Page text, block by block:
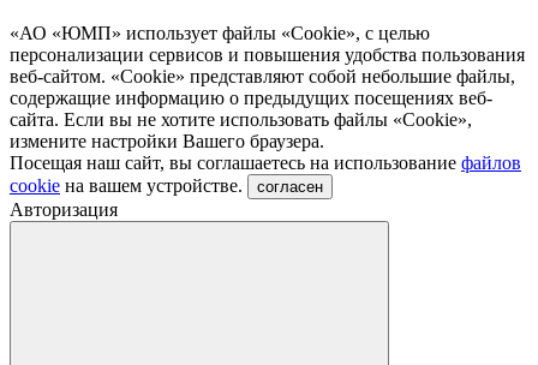
«АО «ЮМП» использует файлы «Сookie», с целью
персонализации сервисов и повышения удобства пользования
веб-сайтом. «Cookie» представляют собой небольшие файлы,
содержащие информацию о предыдущих посещениях веб-
сайта. Если вы не хотите использовать файлы «Сookie»,
измените настройки Вашего браузера.
Посещая наш сайт, вы соглашаетесь на использование файлов
cookie на вашем устройстве. согласен
Авторизация